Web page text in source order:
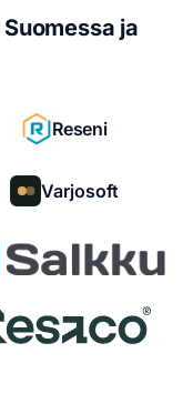
Suomessa ja
Reseni
Varjosoft